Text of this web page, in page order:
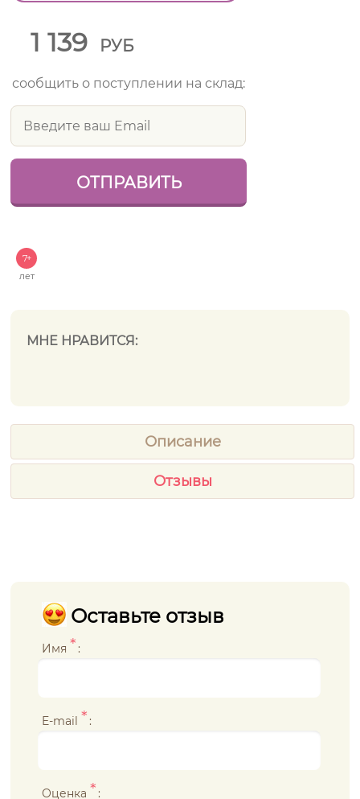
1 139 РУБ
сообщить о поступлении на склад:
7+
лет
МНЕ НРАВИТСЯ:
Описание
Отзывы
Оставьте отзыв
Имя * :
E-mail * :
Оценка * :